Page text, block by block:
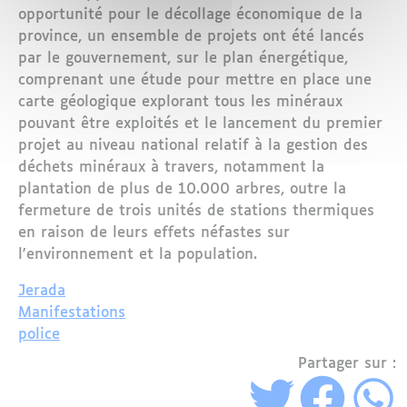
opportunité pour le décollage économique de la
province, un ensemble de projets ont été lancés
par le gouvernement, sur le plan énergétique,
comprenant une étude pour mettre en place une
carte géologique explorant tous les minéraux
pouvant être exploités et le lancement du premier
projet au niveau national relatif à la gestion des
déchets minéraux à travers, notamment la
plantation de plus de 10.000 arbres, outre la
fermeture de trois unités de stations thermiques
en raison de leurs effets néfastes sur
l'environnement et la population.
Jerada
Manifestations
police
Partager sur :